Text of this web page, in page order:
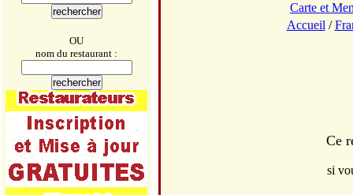
OU
nom du restaurant :
Carte et
Accueil /
Ce
si